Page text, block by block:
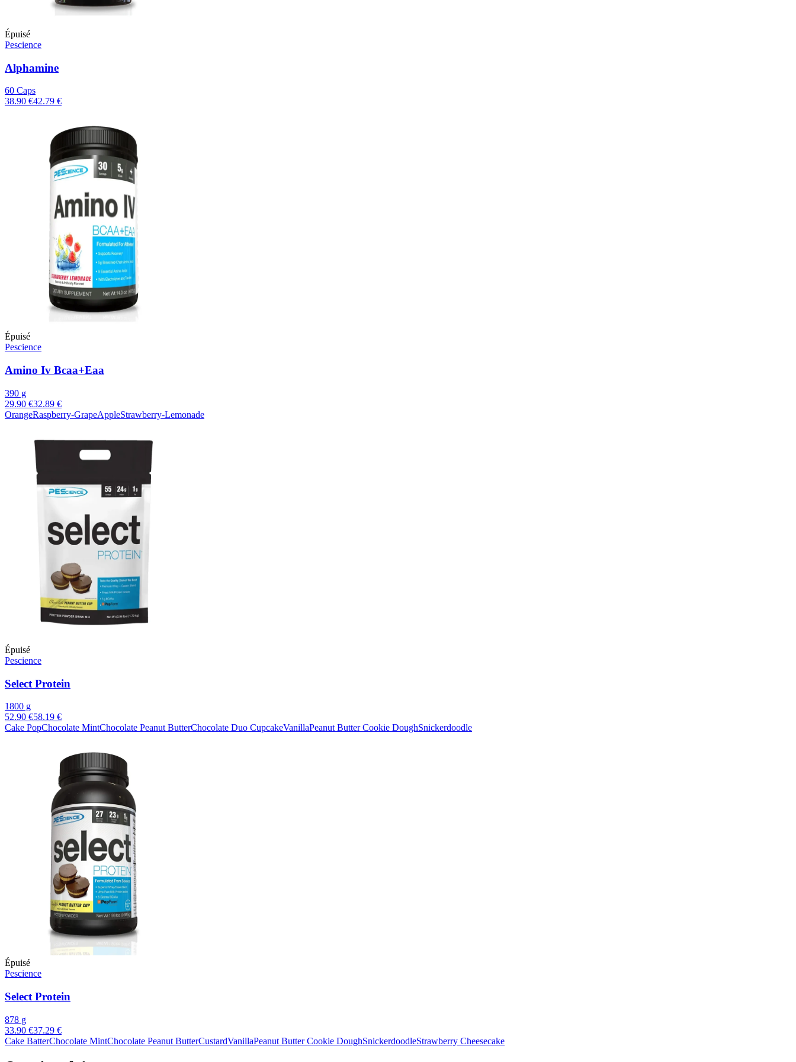
Épuisé
Pescience
Alphamine
60 Caps
38.90 €42.79 €
Épuisé
Pescience
Amino Iv Bcaa+Eaa
390 g
29.90 €32.89 €
OrangeRaspberry-GrapeAppleStrawberry-Lemonade
Épuisé
Pescience
Select Protein
1800 g
52.90 €58.19 €
Cake PopChocolate MintChocolate Peanut ButterChocolate Duo CupcakeVanillaPeanut Butter Cookie DoughSnickerdoodle
Épuisé
Pescience
Select Protein
878 g
33.90 €37.29 €
Cake BatterChocolate MintChocolate Peanut ButterCustardVanillaPeanut Butter Cookie DoughSnickerdoodleStrawberry Cheesecake